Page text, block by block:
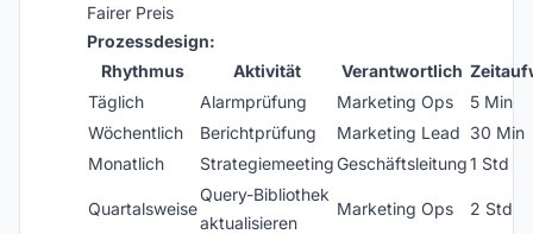
Fairer Preis
Prozessdesign:
Rhythmus
Aktivität Verantwortlich
Täglich
Alarmprüfung Marketing Ops
5 Min
Wöchentlich
Berichtprüfung Marketing Lead 30 Min
Monatlich
StrategiemeetingGeschäftsleitung1 Std
Quartalsweise
Query-Bibliothek
aktualisieren
Marketing Ops 2 Std